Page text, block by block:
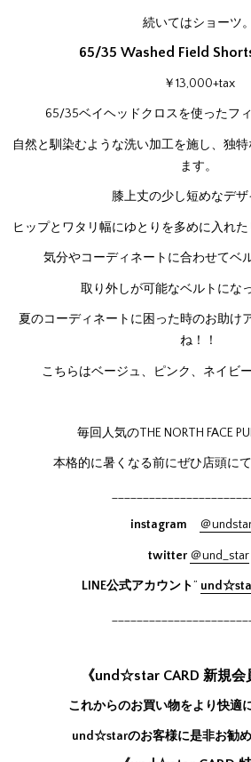
続いてはショーツ。
65/35 Washed Field
￥13,000+tax
65/35ベイヘッドクロスを使ったフ
自然と馴染むような洗い加工を施し、独
ます。
膝上丈の少し短めなデ
ヒップとワタリ幅にゆとりを多めに入れた
気分やコーディネートに合わせてベ
取り外しが可能なベルトにな
夏のコーディネートに困った時のお助け
ね！！
こちらはベージュ、ピンク、ネイビ
毎回人気のTHE NORTH FACE
本格的に暑くなる前にぜひ店頭に
instagram ＠
twitter ＠und_star
LINE公式アカウント”
《und☆star CARD 新規会
これからのお買い物をより快適
und☆starのお客様に是非お勧め